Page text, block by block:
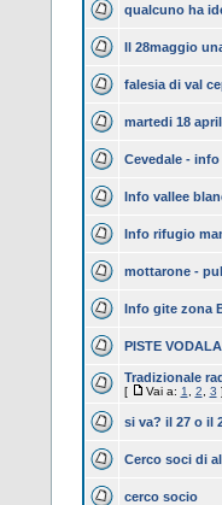
qualcuno ha
Il 28maggio
falesia di val
martedi 18
Cevedale - info
Info vallee
Info rifugio
mottarone -
Info gite zona
PISTE VODALA
Tradizionale
[ Vai a: 1 2 3 ]
si va? il 27 o il
Cerco soci di
cerco socio